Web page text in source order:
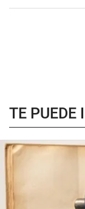
TE PUEDE